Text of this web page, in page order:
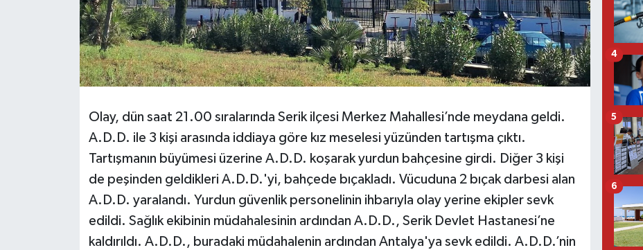
Olay, dün saat 21.00 sıralarında Serik ilçesi Merkez Mahallesi’nde meydana geldi.
A.D.D. ile 3 kişi arasında iddiaya göre kız meselesi yüzünden tartışma çıktı.
Tartışmanın büyümesi üzerine A.D.D. koşarak yurdun bahçesine girdi. Diğer 3 kişi
de peşinden geldikleri A.D.D.'yi, bahçede bıçakladı. Vücuduna 2 bıçak darbesi alan
A.D.D. yaralandı. Yurdun güvenlik personelinin ihbarıyla olay yerine ekipler sevk
edildi. Sağlık ekibinin müdahalesinin ardından A.D.D., Serik Devlet Hastanesi’ne
kaldırıldı. A.D.D., buradaki müdahalenin ardından Antalya'ya sevk edildi. A.D.D.’nin
4
5
6
VİDEO HABERLER
YAZARLAR
RESMİ İLAN
MAGAZİN